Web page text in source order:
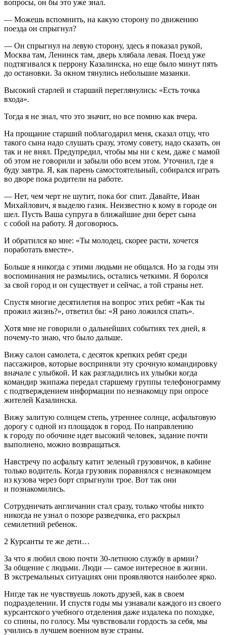
вопросы, он бы это уже знал.
— Можешь вспомнить, на какую сторону по движению
поезда он спрыгнул?
— Он спрыгнул на левую сторону, здесь я показал рукой,
Москва там, Ленинск там, дверь хлябала левая. Поезд уже
подтягивался к перрону Казалинска, но еще было минут пять
до остановки. За окном тянулись небольшие мазанки.
Высокий старлей и старший переглянулись: «Есть точка
входа».
Тогда я не знал, что это значит, но все помню как вчера.
На прощание старший поблагодарил меня, сказал отцу, что
такого сына надо слушать сразу, этому совету, надо сказать, он
так и не внял. Предупредил, чтобы мы ни с кем, даже с мамой
об этом не говорили и забыли обо всем этом. Уточнил, где я
буду завтра. Я, как парень самостоятельный, собирался играть
во дворе пока родители на работе.
— Нет, чем черт не шутит, пока бог спит. Давайте, Иван
Михайлович, я выделю газик. Неизвестно к кому в городе он
шел. Пусть Ваша супруга в ближайшие дни берет сына
с собой на работу. Я договорюсь.
И обратился ко мне: «Ты молодец, скорее расти, хочется
поработать вместе».
Больше я никогда с этими людьми не общался. Но за годы эти
воспоминания не размылись, остались четкими. Я боролся
за свой город и он существует и сейчас, а той страны нет.
Спустя многие десятилетия на вопрос этих ребят «Как ты
прожил жизнь?», ответил бы: «Я рано ложился спать».
Хотя мне не говорили о дальнейших событиях тех дней, я
почему-то знаю, что было дальше.
Вижу салон самолета, с десяток крепких ребят среди
пассажиров, которые восприняли эту срочную командировку
вначале с улыбкой. И как разгладились их улыбки когда
командир экипажа передал старшему группы телефонограмму
с подтверждением информации по незнакомцу при опросе
жителей Казалинска.
Вижу залитую солнцем степь, утреннее солнце, асфальтовую
дорогу с одной из площадок в город. По направлению
к городу по обочине идет высокий человек, задание почти
выполнено, можно возвращаться.
Навстречу по асфальту катит зеленый грузовичок, в кабине
только водитель. Когда грузовик поравнялся с незнакомцем
из кузова через борт спрыгнули трое. Вот так они
и познакомились.
Сотрудничать англичанин стал сразу, только чтобы никто
никогда не узнал о позоре разведчика, его раскрыл
семилетний ребенок.
2 Курсанты те же дети…
За что я любил свою почти 30-летнюю службу в армии?
За общение с людьми. Люди — самое интересное в жизни.
В экстремальных ситуациях они проявляются наиболее ярко.
Нигде так не чувствуешь локоть друзей, как в своем
подразделении. И спустя годы мы узнавали каждого из своего
курсантского учебного отделения даже издалека по походке,
со спины, по голосу. Мы чувствовали гордость за себя, мы
учились в лучшем военном вузе страны.